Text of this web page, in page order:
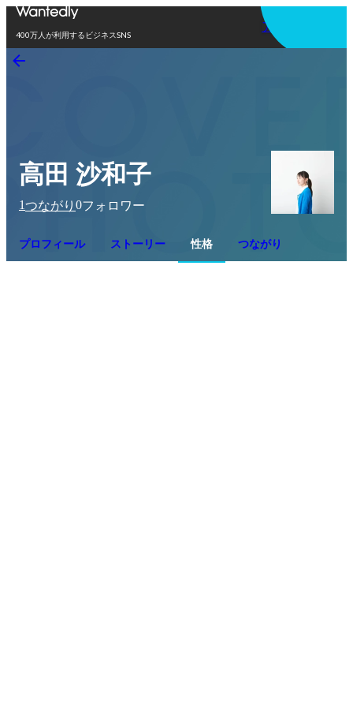
400万人が利用するビジネスSNS
アプリを使う
高田 沙和子
1つながり 0フォロワー
プロフィール ストーリー 性格 つながり